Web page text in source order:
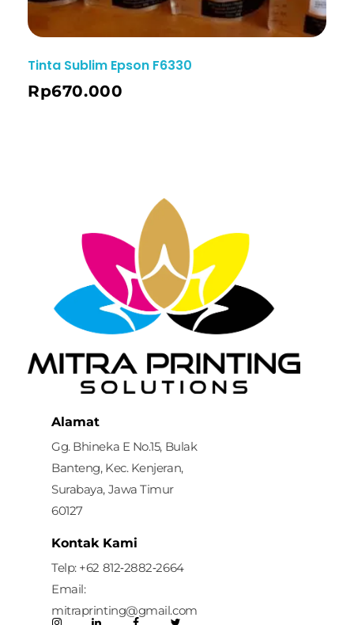
Tinta Sublim Epson F6330
Rp670.000
Alamat
Gg. Bhineka E No.15, Bulak
Banteng, Kec. Kenjeran,
Surabaya, Jawa Timur
60127
Kontak Kami
Telp: ‪+62 812‑2882‑2664‬
Email:
mitraprinting@gmail.com